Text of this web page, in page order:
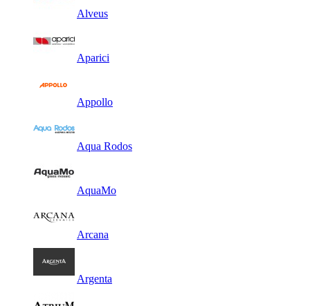
Alveus
Aparici
Appollo
Aqua Rodos
AquaMo
Arcana
Argenta